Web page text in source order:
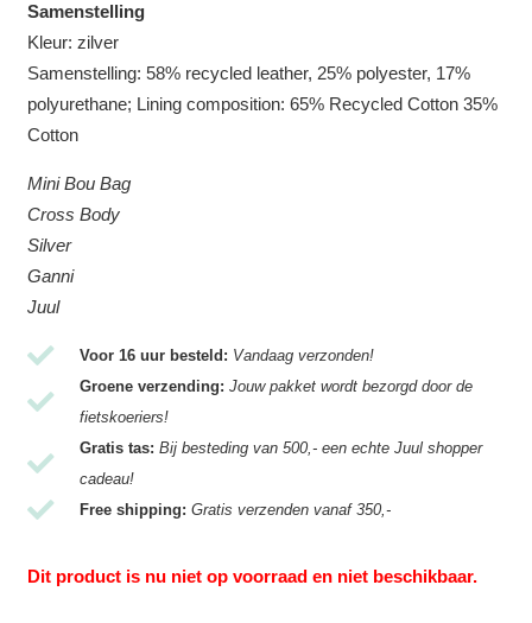
Samenstelling
Kleur: zilver
Samenstelling: 58% recycled leather, 25% polyester, 17%
polyurethane; Lining composition: 65% Recycled Cotton 35%
Cotton
Mini Bou Bag
Cross Body
Silver
Ganni
Juul
Voor 16 uur besteld: Vandaag verzonden!
Groene verzending: Jouw pakket wordt bezorgd door de
fietskoeriers!
Gratis tas: Bij besteding van 500,- een echte Juul shopper
cadeau!
Free shipping: Gratis verzenden vanaf 350,-
Dit product is nu niet op voorraad en niet beschikbaar.